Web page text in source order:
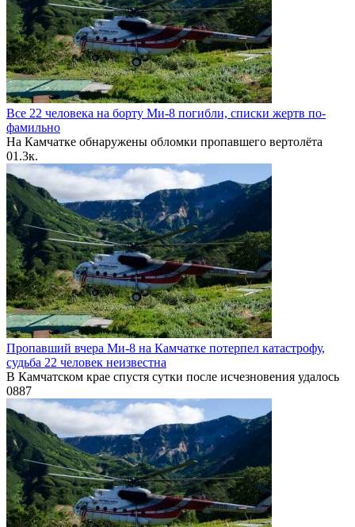
Все 22 человека на борту Ми-8 погибли, списки жертв по-
фамильно
На Камчатке обнаружены обломки пропавшего вертолёта
01.3к.
Пропавший вчера Ми-8 на Камчатке потерпел катастрофу,
судьба 22 человек неизвестна
В Камчатском крае спустя сутки после исчезновения удалось
0887